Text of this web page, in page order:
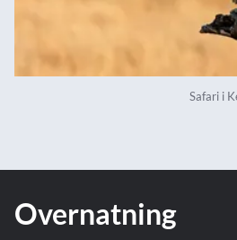
Safari i
Overnatning